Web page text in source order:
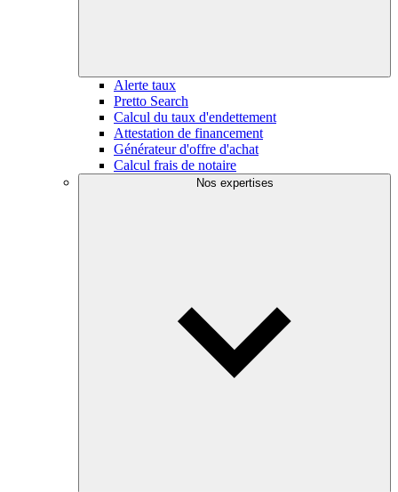
Alerte taux
Pretto Search
Calcul du taux d'endettement
Attestation de financement
Générateur d'offre d'achat
Calcul frais de notaire
Nos expertises